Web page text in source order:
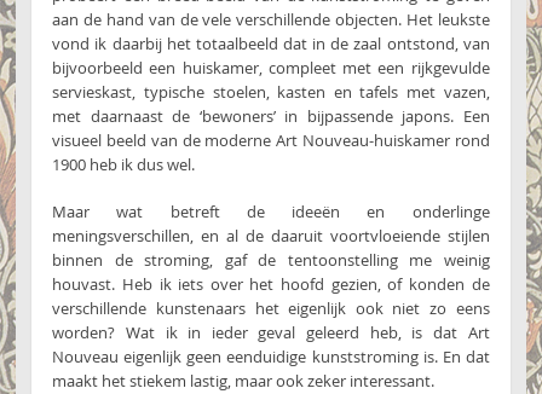
aan de hand van de vele verschillende objecten. Het leukste
vond ik daarbij het totaalbeeld dat in de zaal ontstond, van
bijvoorbeeld een huiskamer, compleet met een rijkgevulde
servieskast, typische stoelen, kasten en tafels met vazen,
met daarnaast de ‘bewoners’ in bijpassende japons. Een
visueel beeld van de moderne Art Nouveau-huiskamer rond
1900 heb ik dus wel.
Maar wat betreft de ideeën en onderlinge
meningsverschillen, en al de daaruit voortvloeiende stijlen
binnen de stroming, gaf de tentoonstelling me weinig
houvast. Heb ik iets over het hoofd gezien, of konden de
verschillende kunstenaars het eigenlijk ook niet zo eens
worden? Wat ik in ieder geval geleerd heb, is dat Art
Nouveau eigenlijk geen eenduidige kunststroming is. En dat
maakt het stiekem lastig, maar ook zeker interessant.